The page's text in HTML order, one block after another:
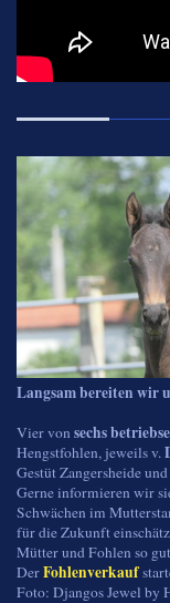
Langsam bereiten wir
Vier von sechs
Hengstfohlen, jeweils v.
Gestüt Zangersheide
Gerne informieren wir
Schwächen im
für die Zukunft
Mütter und Fohlen so
DerFohlenverkauf
Foto: Djangos Jewel by